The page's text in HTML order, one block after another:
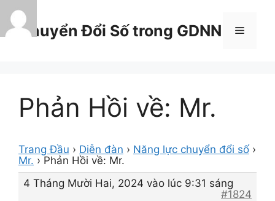
Chuyển
đến
nội
Chuyển Đổi Số trong GDNN Menu
Phản Hồi về: Mr.
Trang Đầu › Diễn đàn › Năng lực chuyển đổi số ›
Mr. › Phản Hồi về: Mr.
4 Tháng Mười Hai, 2024 vào lúc 9:31 sáng
#1824